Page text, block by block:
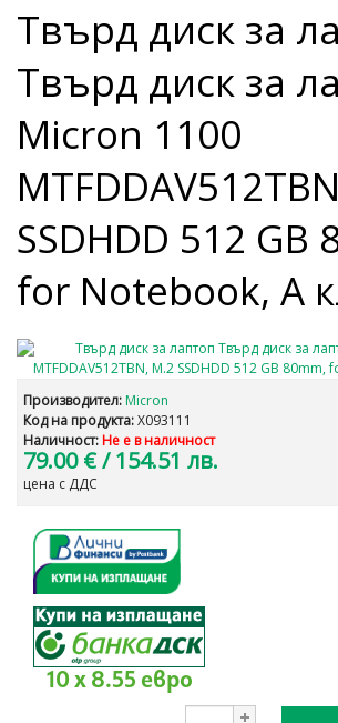
Твърд диск за
Твърд диск за
Micron 1100
SSDHDD 512 GB
for Notebook, А
Производител: Micron
Код на продукта:X093111
Наличност: Не е в наличност
79.00 €/ 154.51 лв.
цена с ДДС
10 x 8.55 евро